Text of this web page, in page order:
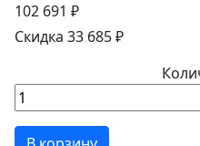
102 691 ₽
Скидка 33 685 ₽